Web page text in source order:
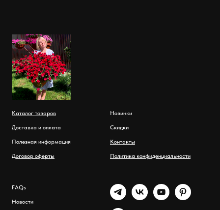
Каталог товаров
Доставка и оплата
Полезная информация
Договор оферты
Новинки
Скидки
Контакты
Политика конфиденциальности
FAQs
Новости